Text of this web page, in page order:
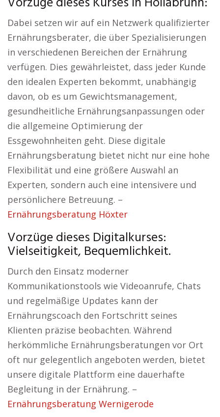
Dabei setzen wir auf ein Netzwerk qualifizierter
Ernährungsberater, die über Spezialisierungen
in verschiedenen Bereichen der Ernährung
verfügen. Dies gewährleistet, dass jeder Kunde
den idealen Experten bekommt, unabhängig
davon, ob es um Gewichtsmanagement,
gesundheitliche Ernährungsanpassungen oder
die allgemeine Optimierung der
Essgewohnheiten geht. Diese digitale
Ernährungsberatung bietet nicht nur eine hohe
Flexibilität und eine größere Auswahl an
Experten, sondern auch eine intensivere und
persönlichere Betreuung. –
Ernährungsberatung Höxter
Vorzüge dieses Digitalkurses:
Vielseitigkeit, Bequemlichkeit.
Durch den Einsatz moderner
Kommunikationstools wie Videoanrufe, Chats
und regelmäßige Updates kann der
Ernährungscoach den Fortschritt seines
Klienten präzise beobachten. Während
herkömmliche Ernährungsberatungen vor Ort
oft nur gelegentlich angeboten werden, bietet
unsere digitale Plattform eine dauerhafte
Begleitung in der Ernährung. –
Ernährungsberatung Wernigerode